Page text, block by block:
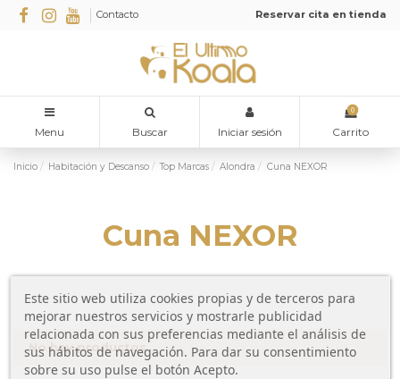
Contacto Reservar cita en tienda
Menu Buscar Iniciar sesión
0
Carrito
Inicio Habitación y Descanso Top Marcas Alondra Cuna NEXOR
Cuna NEXOR
No hay productos
Este sitio web utiliza cookies propias y de terceros para
mejorar nuestros servicios y mostrarle publicidad
relacionada con sus preferencias mediante el análisis de
sus hábitos de navegación. Para dar su consentimiento
sobre su uso pulse el botón Acepto.